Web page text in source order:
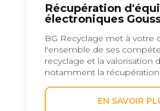
Récupération
électroniques
BG Recyclage met à votre
l'ensemble de ses
recyclage et la valorisation
notamment la
EN SAVOIR